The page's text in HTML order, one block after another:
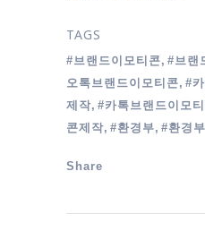
TAGS
#브랜드이모티콘, #브랜
오톡브랜드이모티콘, #
제작, #카톡브랜드이모
콘제작, #환경부, #환경
Share